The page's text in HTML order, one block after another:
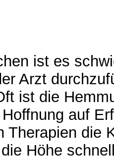
ist es
Arzt
ist die
auf
Therapien die
Höhe